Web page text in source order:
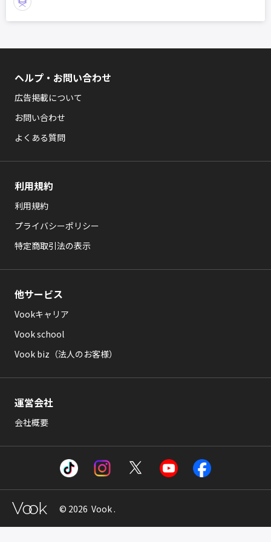
ヘルプ・お問い合わせ
広告掲載について
お問い合わせ
よくある質問
利用規約
利用規約
プライバシーポリシー
特定商取引法の表示
他サービス
Vookキャリア
Vook school
Vook biz（法人のお客様）
運営会社
会社概要
© 2026 Vook .